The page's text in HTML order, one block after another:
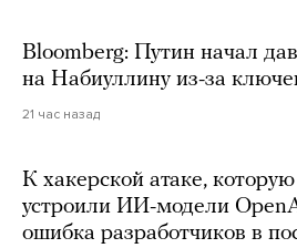
Bloomberg: Путин начал
на Набиуллину из-за
21 час назад
К хакерской атаке,
устроили ИИ-модели
ошибка разработчиков в